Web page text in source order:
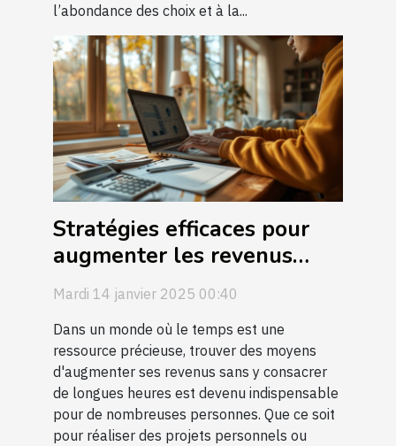
l’abondance des choix et à la...
Stratégies efficaces pour
augmenter les revenus
complémentaires avec peu
de temps quotidien
Mardi 14 janvier 2025 00:40
Dans un monde où le temps est une
ressource précieuse, trouver des moyens
d'augmenter ses revenus sans y consacrer
de longues heures est devenu indispensable
pour de nombreuses personnes. Que ce soit
pour réaliser des projets personnels ou